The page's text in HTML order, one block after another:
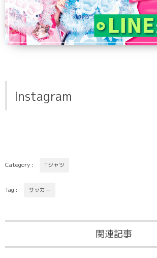
Instagram
Category : Tシャツ
Tag : サッカー
関連記事